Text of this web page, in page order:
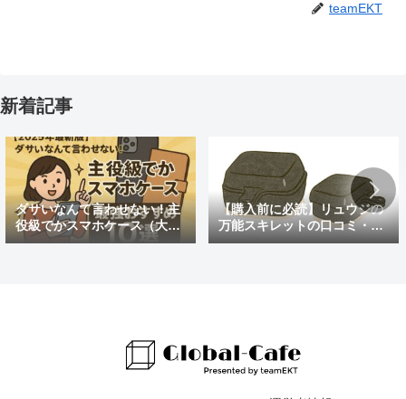
teamEKT
新着記事
ダサいなんて言わせない！主
役級でかスマホケース（大き
めの）最強おすすめ10選
【購入前に必読】リュウジの
万能スキレットの口コミ・評
判まとめ｜後悔しないための